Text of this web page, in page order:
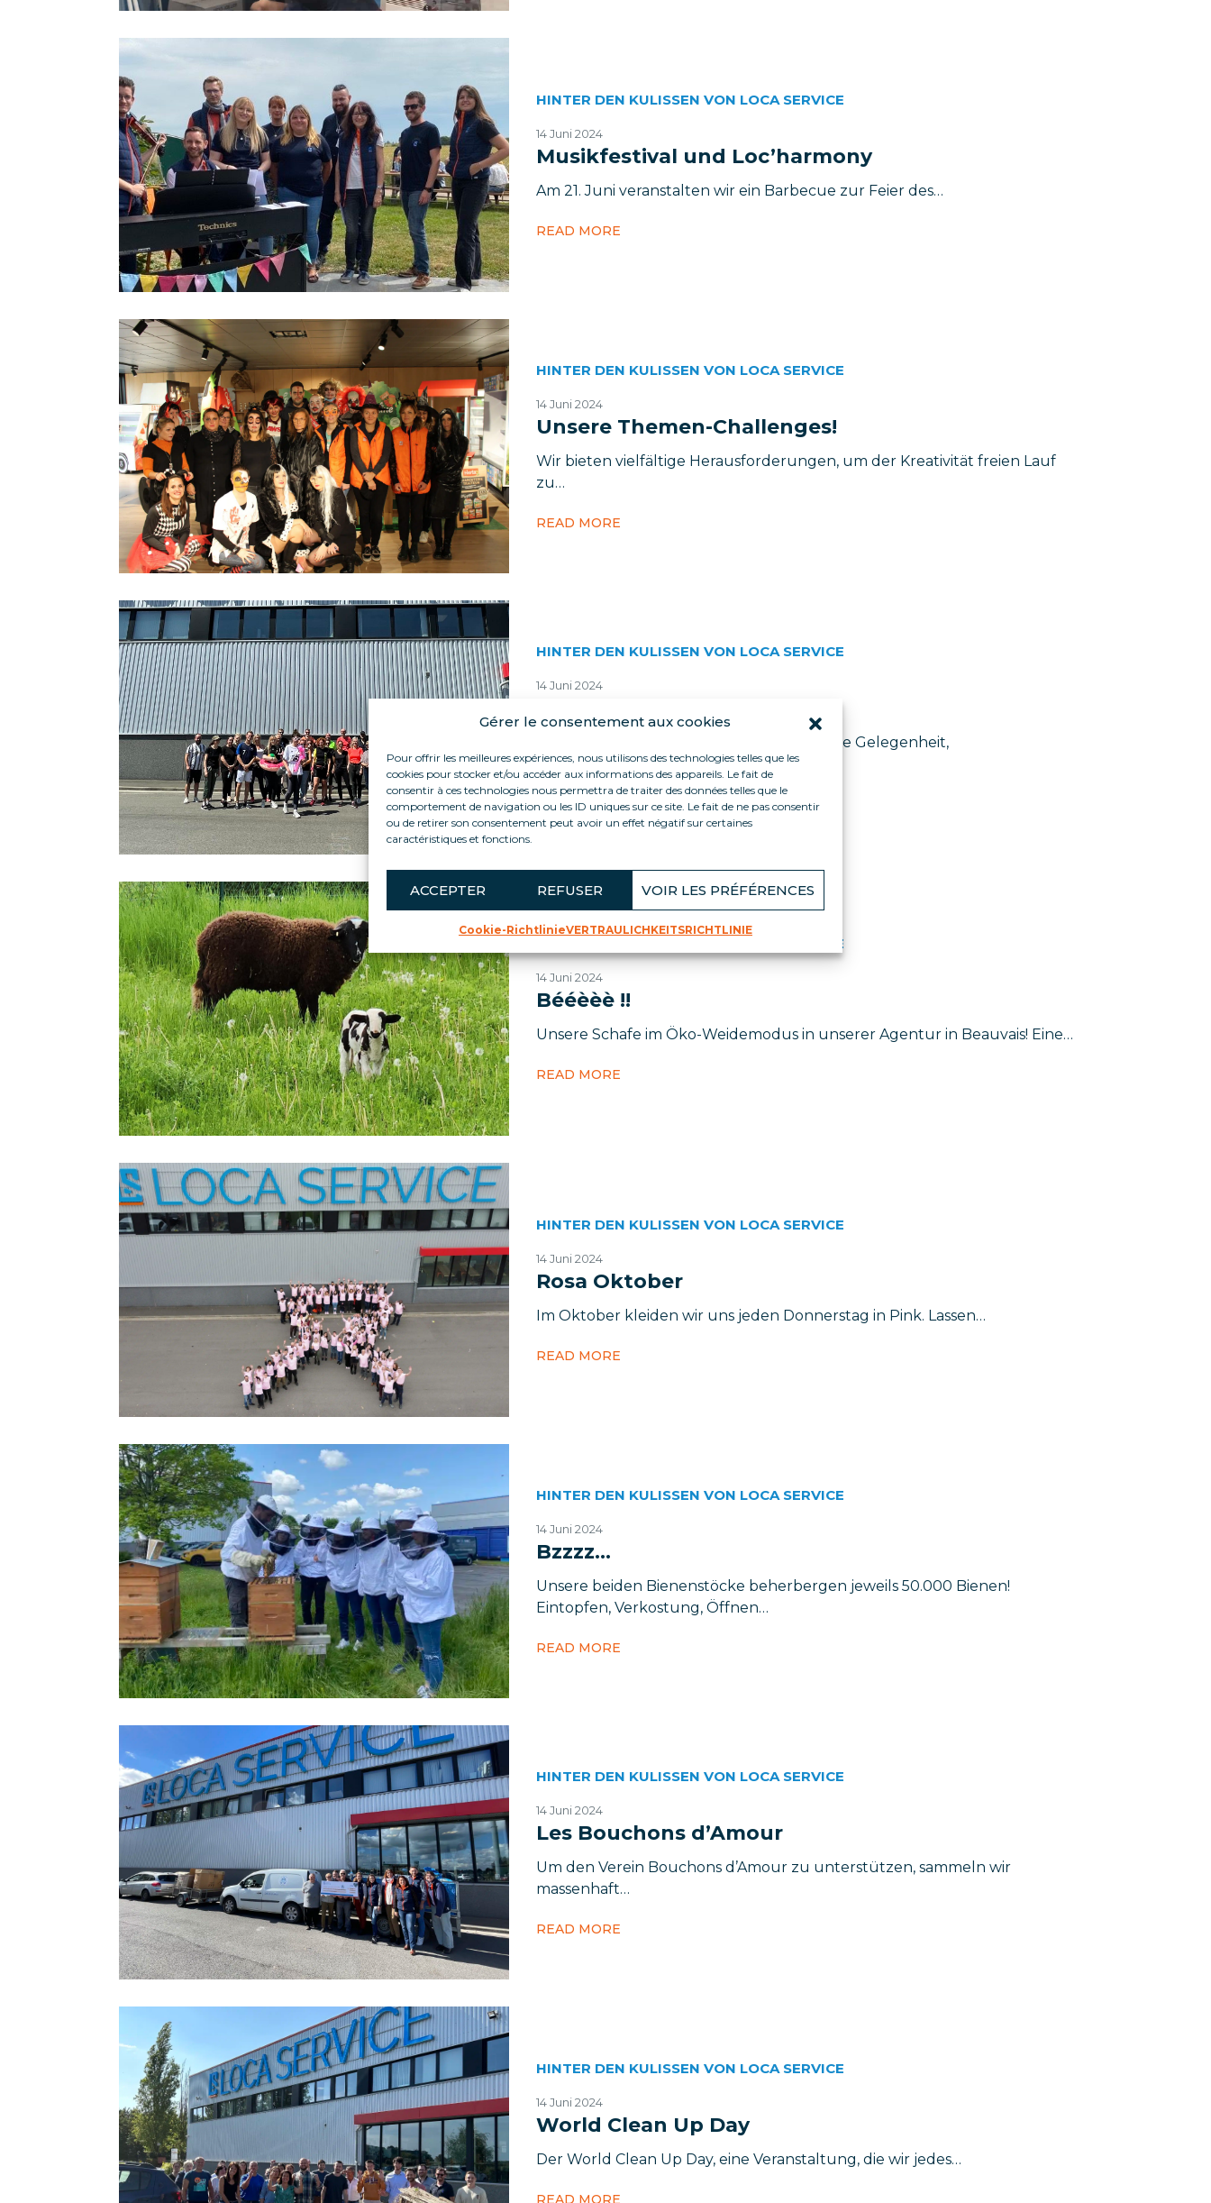
Gérer le consentement aux cookies
Pour offrir les meilleures expériences, nous utilisons des technologies telles que les
cookies pour stocker et/ou accéder aux informations des appareils. Le fait de
consentir à ces technologies nous permettra de traiter des données telles que le
comportement de navigation ou les ID uniques sur ce site. Le fait de ne pas consentir
ou de retirer son consentement peut avoir un effet négatif sur certaines
caractéristiques et fonctions.
ACCEPTER REFUSER VOIR LES PRÉFÉRENCES
Cookie-RichtlinieVERTRAULICHKEITSRICHTLINIE
HINTER DEN KULISSEN VON LOCA SERVICE
14 Juni 2024
Musikfestival und Loc’harmony
Am 21. Juni veranstalten wir ein Barbecue zur Feier des…
READ MORE
HINTER DEN KULISSEN VON LOCA SERVICE
14 Juni 2024
Unsere Themen-Challenges!
Wir bieten vielfältige Herausforderungen, um der Kreativität freien Lauf
zu…
READ MORE
HINTER DEN KULISSEN VON LOCA SERVICE
14 Juni 2024
Unsere Sportevents! Dies ist eine großartige Gelegenheit,
zusammenzukommen, egal ob…
READ MORE
HINTER DEN KULISSEN VON LOCA SERVICE
14 Juni 2024
Bééèèè !!
Unsere Schafe im Öko-Weidemodus in unserer Agentur in Beauvais! Eine…
READ MORE
HINTER DEN KULISSEN VON LOCA SERVICE
14 Juni 2024
Rosa Oktober
Im Oktober kleiden wir uns jeden Donnerstag in Pink. Lassen…
READ MORE
HINTER DEN KULISSEN VON LOCA SERVICE
14 Juni 2024
Bzzzz…
Unsere beiden Bienenstöcke beherbergen jeweils 50.000 Bienen!
Eintopfen, Verkostung, Öffnen…
READ MORE
HINTER DEN KULISSEN VON LOCA SERVICE
14 Juni 2024
Les Bouchons d’Amour
Um den Verein Bouchons d’Amour zu unterstützen, sammeln wir
massenhaft…
READ MORE
HINTER DEN KULISSEN VON LOCA SERVICE
14 Juni 2024
World Clean Up Day
Der World Clean Up Day, eine Veranstaltung, die wir jedes…
READ MORE